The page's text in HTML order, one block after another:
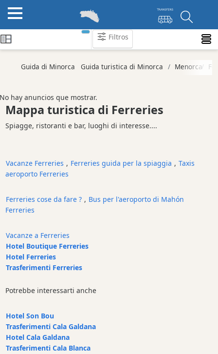
Filtros
Categorie
Società
di
attività
Tour
Parchi
acquatici
Boat
Excursions
Bar
Alimenti
e
Cultura
per
bambini
Live
Music
Guida di Minorca Guida turistica di Minorca Menorca
No hay anuncios que mostrar.
Mappa turistica di Ferreries
Spiagge, ristoranti e bar, luoghi di interesse....
Vacanze Ferreries , Ferreries guida per la spiaggia , Taxis
aeroporto Ferreries
Ferreries cose da fare ? , Bus per l'aeroporto di Mahón
Ferreries
Vacanze a Ferreries
Hotel Boutique Ferreries
Hotel Ferreries
Trasferimenti Ferreries
Potrebbe interessarti anche
Hotel Son Bou
Trasferimenti Cala Galdana
Hotel Cala Galdana
Trasferimenti Cala Blanca